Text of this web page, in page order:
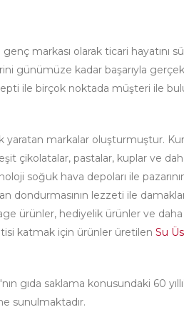
markası olarak ticari hayatını
günümüze kadar başarıyla
ile birçok noktada müşteri ile
yaratan markalar oluşturmuştur.
çikolatalar, pastalar, kuplar ve
soğuk hava depoları ile
dondurmasının lezzeti ile
ürünler, hediyelik ürünler ve daha
katmak için ürünler üretilen Su
gıda saklama konusundaki 60
sunulmaktadır.